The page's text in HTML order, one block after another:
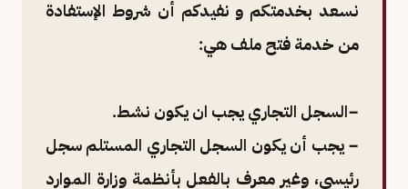
نسعد بخدمتكم و نفيدكم أن شروط الإستفادة
من خدمة فتح ملف هي:
−السجل التجاري يجب ان يكون نشط.
− يجب أن يكون السجل التجاري المستلم سجل
رئيسي، وغير معرف بالفعل بأنظمة وزارة الموارد